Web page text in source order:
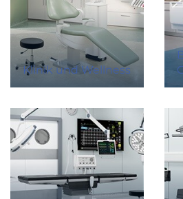
Klinik und Wellness